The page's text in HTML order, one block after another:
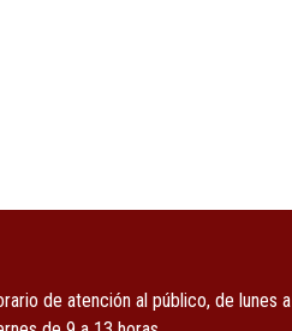
de atención al público, de lunes a